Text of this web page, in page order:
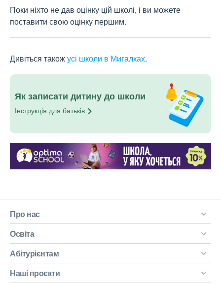
Поки ніхто не дав оцінку цій школі, і ви можете
поставити свою оцінку першим.
Дивіться такожусі школи в Мигалках.
Як записати дитину до школи
Інструкція для батьків
Про нас
Освіта
Абітурієнтам
Наші проєкти